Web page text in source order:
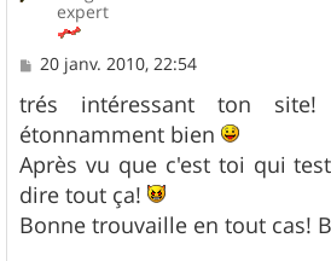
expert
M
s
s
a
g
e
20 janv. 2010, 22:54
trés intéressant ton
étonnamment bien
Après vu que c'est toi qui
dire tout ça!
Bonne trouvaille en tout cas!